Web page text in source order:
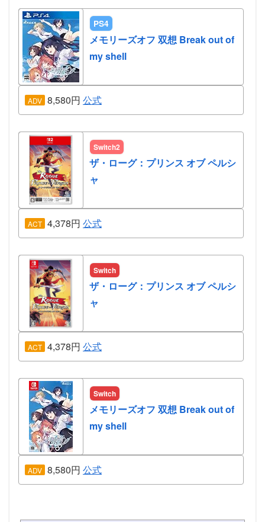
PS4
メモリーズオフ 双想 Break out of
my shell
ADV 8,580円 公式
Switch2
ザ・ローグ：プリンス オブ ペルシ
ャ
ACT 4,378円 公式
Switch
ザ・ローグ：プリンス オブ ペルシ
ャ
ACT 4,378円 公式
Switch
メモリーズオフ 双想 Break out of
my shell
ADV 8,580円 公式